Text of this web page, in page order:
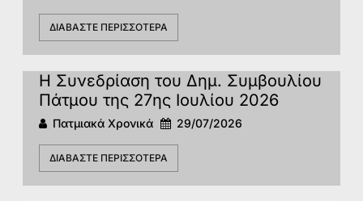
ΔΙΑΒΆΣΤΕ ΠΕΡΙΣΣΌΤΕΡΑ
Η Συνεδρίαση του Δημ. Συμβουλίου
Πάτμου της 27ης Ιουλίου 2026
Πατμιακά Χρονικά 29/07/2026
ΔΙΑΒΆΣΤΕ ΠΕΡΙΣΣΌΤΕΡΑ